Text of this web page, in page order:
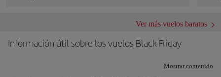
Ver más vuelos baratos
Información útil sobre los vuelos Black Friday
Mostrar contenido